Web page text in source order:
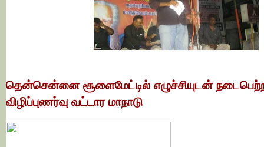
தென்சென்னை சூளைமேட்டில் எழுச்சியுடன்
விழிப்புணர்வு வட்டார மாநாடு